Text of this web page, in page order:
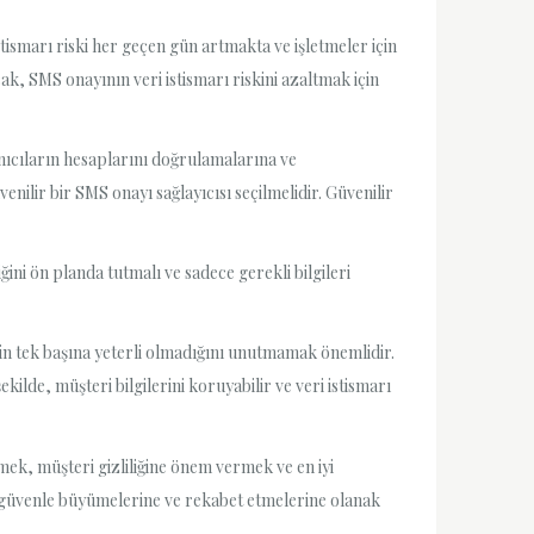
riski her geçen gün artmakta ve işletmeler için
SMS onayının veri istismarı riskini azaltmak için
hesaplarını doğrulamalarına ve
bir SMS onayı sağlayıcısı seçilmelidir. Güvenilir
ön planda tutmalı ve sadece gerekli bilgileri
başına yeterli olmadığını unutmamak önemlidir.
müşteri bilgilerini koruyabilir ve veri istismarı
müşteri gizliliğine önem vermek ve en iyi
büyümelerine ve rekabet etmelerine olanak